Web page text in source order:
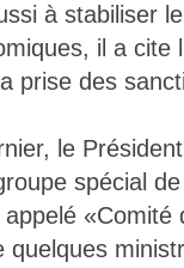
à stabiliser
il a cite
prise des
le
spécial
«Comité